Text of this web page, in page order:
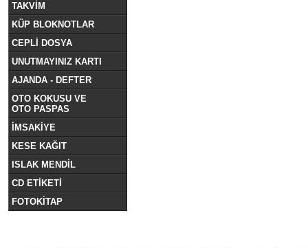
TAKVİM
KÜP BLOKNOTLAR
CEPLİ DOSYA
UNUTMAYINIZ KARTI
AJANDA - DEFTER
OTO KOKUSU VE
OTO PASPAS
İMSAKİYE
KESE KAĞIT
ISLAK MENDİL
CD ETİKETİ
FOTOKİTAP